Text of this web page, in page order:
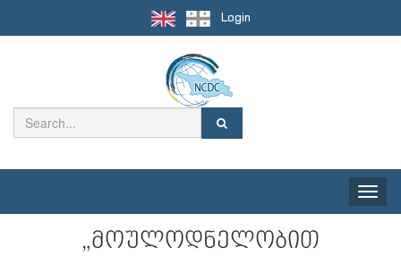
Login
Toggle
„მოულოდნელობით